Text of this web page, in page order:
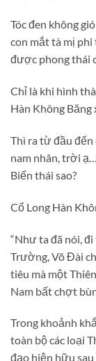
Tóc đen không
con mắt tà mị
được phong thái
Chỉ là khi hình
Hàn Không Băng
Thì ra từ đầu đến
nam nhân, trời
Biến thái sao?
Cổ Long Hàn
“Như ta đã nói,
Trường, Võ Đài
tiêu mà một
Nam bất chợt
Trong khoảnh
toàn bộ các loại
đạo hiện hữu